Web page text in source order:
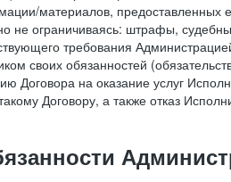
материалов, предоставленных
не ограничиваясь: штрафы,
требования
своих обязанностей
Договора на оказание услуг
Договору, а также отказ